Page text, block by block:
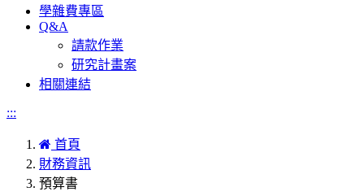
學雜費專區
Q&A
請款作業
研究計畫案
相關連結
:::
首頁
財務資訊
預算書